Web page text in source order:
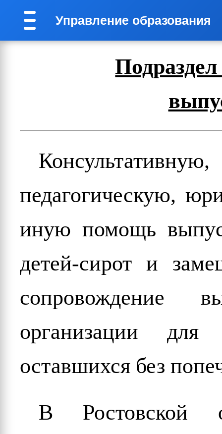
Управление образования
педагогическую,
иную помощь
детей-сирот и
сопровождение
организации
оставшихся без
В Ростовской